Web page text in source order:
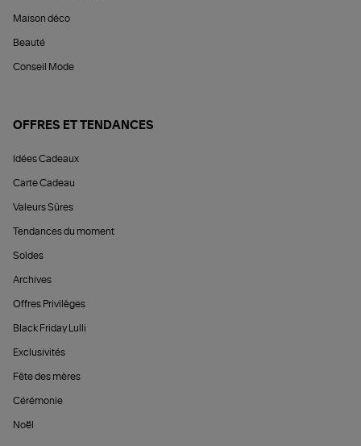
Maison déco
Beauté
Conseil Mode
OFFRES ET TENDANCES
Idées Cadeaux
Carte Cadeau
Valeurs Sûres
Tendances du moment
Soldes
Archives
Offres Privilèges
Black Friday Lulli
Exclusivités
Fête des mères
Cérémonie
Noël